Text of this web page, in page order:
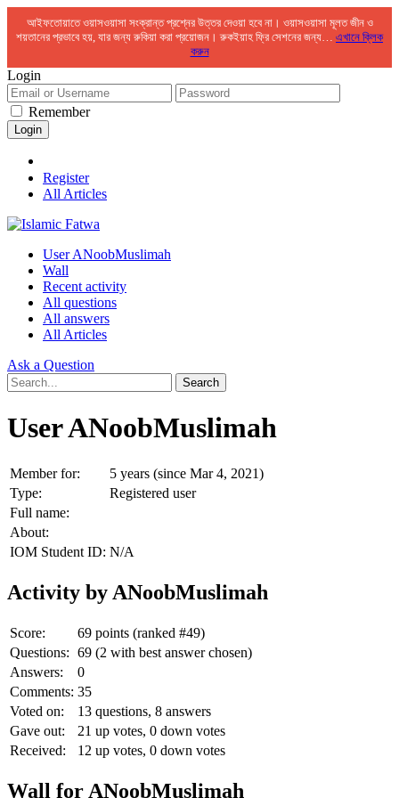
আইফতোয়াতে ওয়াসওয়াসা সংক্রান্ত প্রশ্নের উত্তর দেওয়া হবে না। ওয়াসওয়াসা মূলত জীন ও
শয়তানের প্রভাবে হয়, যার জন্য রুকিয়া করা প্রয়োজন। রুকইয়াহ ফ্রি সেশনের জন্য… এখানে ক্লিক
করুন
Login
Remember
Register
All Articles
User ANoobMuslimah
Wall
Recent activity
All questions
All answers
All Articles
Ask a Question
User ANoobMuslimah
Member for:
5 years (since Mar 4, 2021)
Type:
Registered user
Full name:
About:
IOM Student ID: N/A
Activity by ANoobMuslimah
Score: 69 points (ranked #49)
Questions: 69 (2 with best answer chosen)
Answers:
0
Comments: 35
Voted on:
13 questions, 8 answers
Gave out:
21 up votes, 0 down votes
Received:
12 up votes, 0 down votes
Wall for ANoobMuslimah